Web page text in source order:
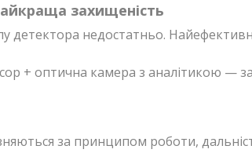
захищеність
детектора недостатньо.
+ оптична камера з аналітикою —
за принципом роботи,